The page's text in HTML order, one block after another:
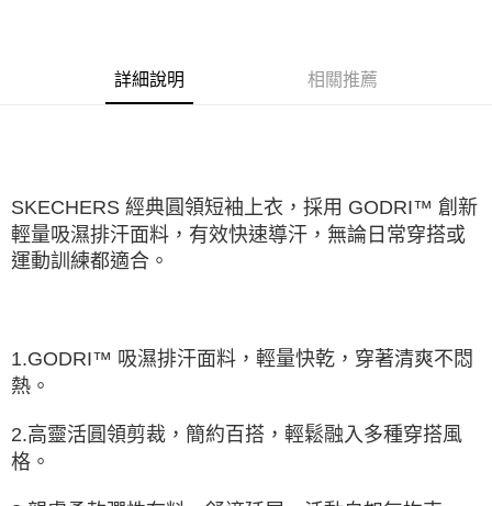
2.透過簡訊連結打開帳單後，可選擇「超商條碼／台灣大直營門市／銀行轉
帳／街口支付／iPASS MONEY」等通路繳費。
2.基於同意付款使用「大哥付你分期」之契約關係目的，商店將以您的個人
資料（包含姓名、電話或地址）提供予台灣大哥大進項蒐集、處理及利用，
由本公司與您本人進行分期帳單所需資料之確認、核對及更正。
3.完整用戶服務條款，請詳閱以下連結：
詳細說明 相關推薦
SKECHERS 經典圓領短袖上衣，採用 GODRI™ 創新
輕量吸濕排汗面料，有效快速導汗，無論日常穿搭或
運動訓練都適合。
1.GODRI™ 吸濕排汗面料，輕量快乾，穿著清爽不悶
熱。
2.高靈活圓領剪裁，簡約百搭，輕鬆融入多種穿搭風
格。